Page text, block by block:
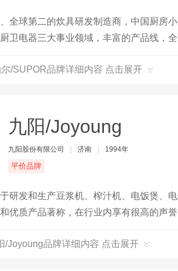
全球第二的炊具研发制造商，中国厨房
卫电器三大事业领域，丰富的产品线，
/SUPOR品牌详细内容 点击展开
九阳/Joyoung
九阳股份有限公司 济南 1994年
平价品牌
研发和生产豆浆机、榨汁机、电饭煲、
优质产品著称，在行业内享有很高的声
/Joyoung品牌详细内容 点击展开